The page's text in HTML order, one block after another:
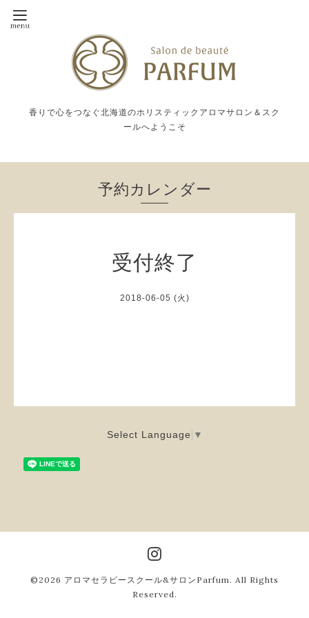
香りで心をつなぐ北海道のホリスティックアロマサロン＆スク
ールへようこそ
予約カレンダー
受付終了
2018-06-05 (火)
Select Language ▼
©2026 アロマセラピースクール&サロンParfum . All Rights
Reserved.